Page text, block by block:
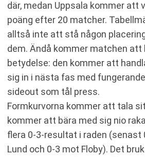
där, medan Uppsala kommer att
poäng efter 20 matcher.
alltså inte att stå någon
dem. Ändå kommer matchen att
betydelse: den kommer att
sig in i nästa fas med
sideout som tål press.
Formkurvorna kommer att tala
kommer att bära med sig nio
flera 0-3-resultat i raden (senast
Lund och 0-3 mot Floby). Det